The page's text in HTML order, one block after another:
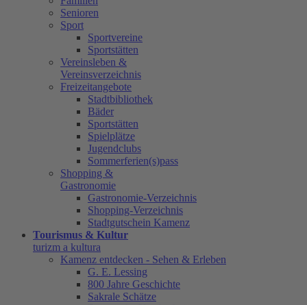
Senioren
Sport
Sportvereine
Sportstätten
Vereinsleben &
Vereinsverzeichnis
Freizeitangebote
Stadtbibliothek
Bäder
Sportstätten
Spielplätze
Jugendclubs
Sommerferien(s)pass
Shopping &
Gastronomie
Gastronomie-Verzeichnis
Shopping-Verzeichnis
Stadtgutschein Kamenz
Tourismus & Kultur
turizm a kultura
Kamenz entdecken - Sehen & Erleben
G. E. Lessing
800 Jahre Geschichte
Sakrale Schätze